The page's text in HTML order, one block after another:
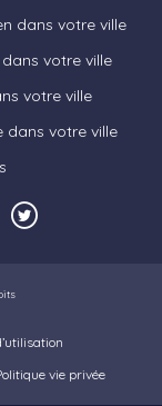
dans votre ville
votre ville
votre ville
dans votre ville
vie privée